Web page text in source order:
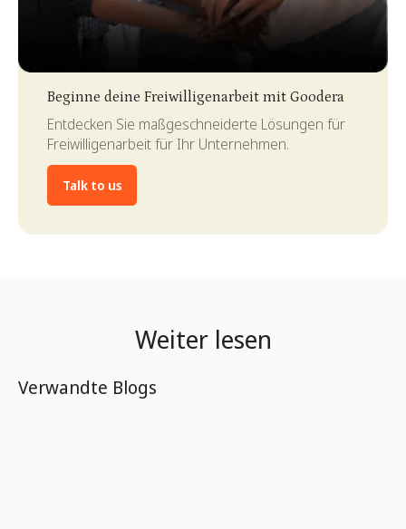
Beginne deine Freiwilligenarbeit mit Goodera
Entdecken Sie maßgeschneiderte Lösungen für
Freiwilligenarbeit für Ihr Unternehmen.
Talk to us
Weiter lesen
Verwandte Blogs